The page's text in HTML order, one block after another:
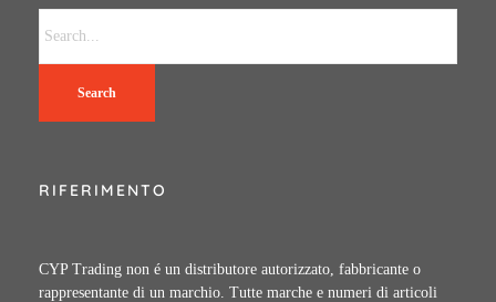
Search
RIFERIMENTO
CYP Trading non é un distributore autorizzato, fabbricante o
rappresentante di un marchio. Tutte marche e numeri di articoli